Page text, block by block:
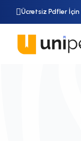
Ücretsiz Pdfler İçin